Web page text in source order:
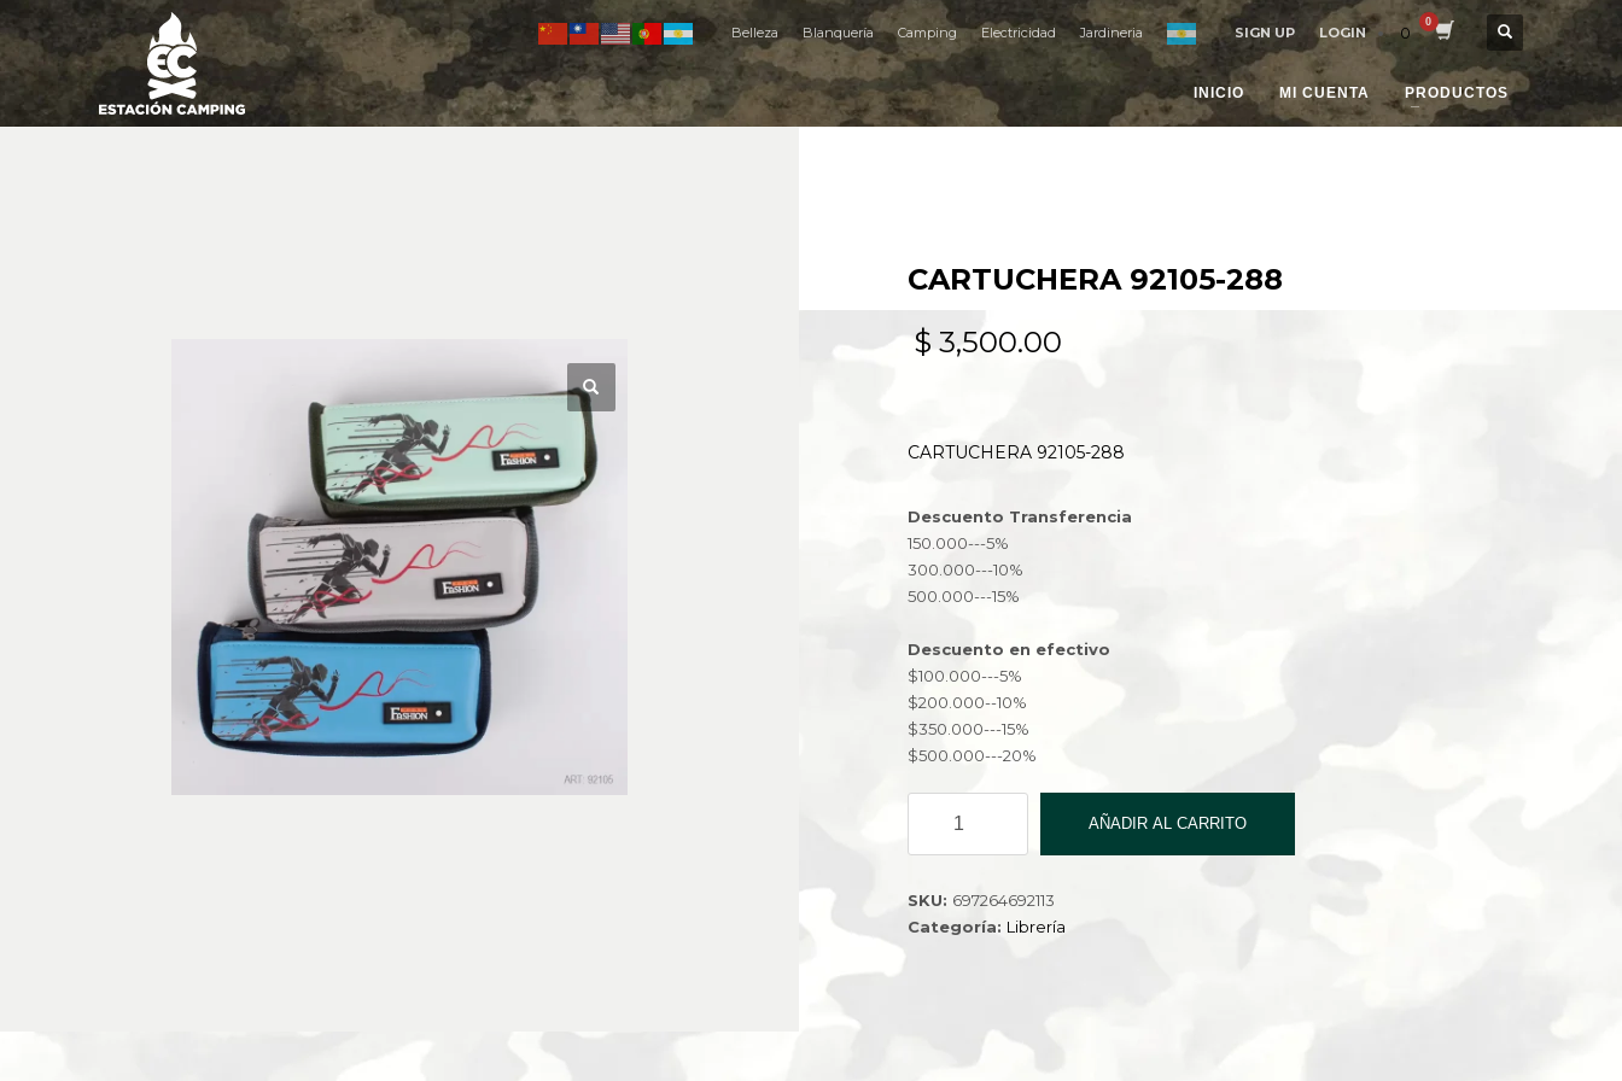
Belleza Blanquería Camping Electricidad Jardineria SIGN UP LOGIN 0
INICIO MI CUENTA PRODUCTOS
CARTUCHERA 92105-288
$ 3,500.00
CARTUCHERA 92105-288
Descuento Transferencia
150.000---5%
300.000---10%
500.000---15%
Descuento en efectivo
$100.000---5%
$200.000--10%
$350.000---15%
$500.000---20%
92105-
288
AÑADIR AL CARRITO
SKU: 697264692113
Categoría: Librería